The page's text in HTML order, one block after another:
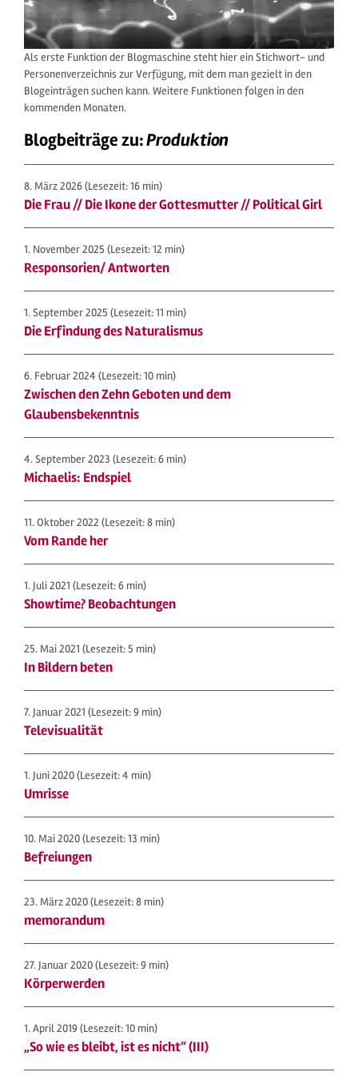
Als erste Funktion der Blogmaschine steht hier ein Stichwort- und
Personenverzeichnis zur Verfügung, mit dem man gezielt in den
Blogeinträgen suchen kann. Weitere Funktionen folgen in den
kommenden Monaten.
Blogbeiträge zu:Produktion
8. März 2026(Lesezeit: 16 min)
Die Frau // Die Ikone der Gottesmutter // Political Girl
1. November 2025 (Lesezeit: 12 min)
Responsorien/ Antworten
1. September 2025 (Lesezeit: 11 min)
Die Erfindung des Naturalismus
6. Februar 2024 (Lesezeit: 10 min)
Zwischen den Zehn Geboten und dem
Glaubensbekenntnis
4. September 2023 (Lesezeit: 6 min)
Michaelis: Endspiel
11. Oktober 2022 (Lesezeit: 8 min)
Vom Rande her
1. Juli 2021 (Lesezeit: 6 min)
Showtime? Beobachtungen
25. Mai 2021 (Lesezeit: 5 min)
In Bildern beten
7. Januar 2021 (Lesezeit: 9 min)
Televisualität
1. Juni 2020(Lesezeit: 4 min)
Umrisse
10. Mai 2020(Lesezeit: 13 min)
Befreiungen
23. März 2020(Lesezeit: 8 min)
memorandum
27. Januar 2020(Lesezeit: 9 min)
Körperwerden
1. April 2019(Lesezeit: 10 min)
„So wie es bleibt, ist es nicht“ (III)